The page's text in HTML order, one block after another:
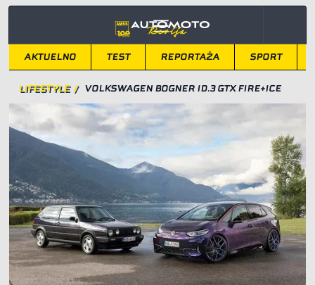
AKTUELNO TEST REPORTAŽA SPORT
LIFESTYLE / VOLKSWAGEN BOGNER ID.3 GTX FIRE+ICE